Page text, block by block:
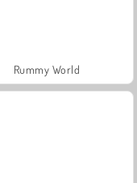
Rummy World